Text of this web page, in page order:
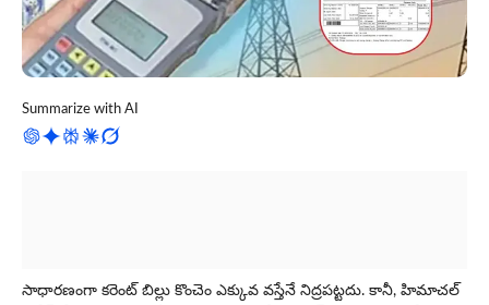
Summarize with AI
సాధారణంగా కరెంట్ బిల్లు కొంచెం ఎక్కువ వ‌స్తేనే నిద్రప‌ట్ట‌దు. కానీ, హిమాచల్